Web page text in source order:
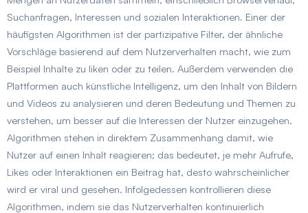
Suchanfragen, Interessen und sozialen Interaktionen. Einer der
häufigsten Algorithmen ist der partizipative Filter, der ähnliche
Vorschläge basierend auf dem Nutzerverhalten macht, wie zum
Beispiel Inhalte zu liken oder zu teilen. Außerdem verwenden die
Plattformen auch künstliche Intelligenz, um den Inhalt von Bildern
und Videos zu analysieren und deren Bedeutung und Themen zu
verstehen, um besser auf die Interessen der Nutzer einzugehen.
Algorithmen stehen in direktem Zusammenhang damit, wie
Nutzer auf einen Inhalt reagieren; das bedeutet, je mehr Aufrufe,
Likes oder Interaktionen ein Beitrag hat, desto wahrscheinlicher
wird er viral und gesehen. Infolgedessen kontrollieren diese
Algorithmen, indem sie das Nutzerverhalten kontinuierlich